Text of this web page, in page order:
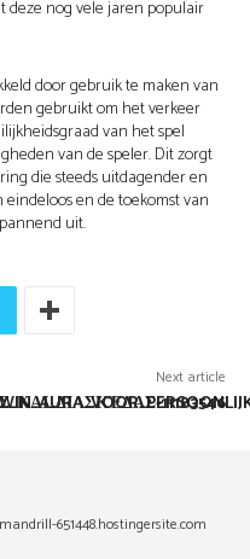
deze nog vele jaren populair
door gebruik te maken van
gebruikt om het verkeer
van het spel
van de speler. Dit zorgt
die steeds uitdagender en
en de toekomst van
uit.
Next article
11183546
651448.hostingersite.com